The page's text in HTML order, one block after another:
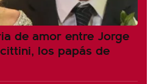
de amor entre Jorge
los papás de